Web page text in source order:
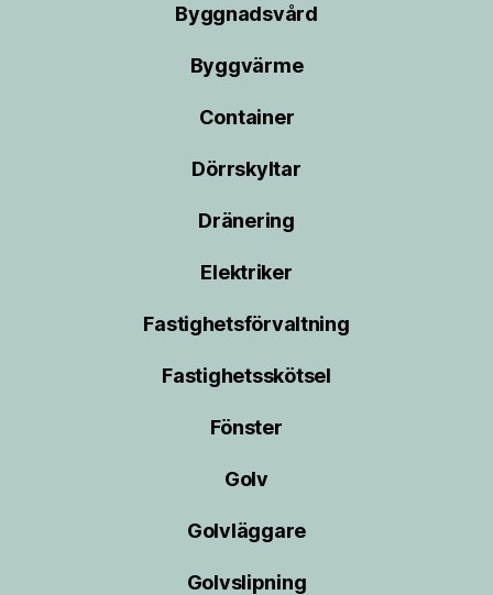
Byggnadsvård
Byggvärme
Container
Dörrskyltar
Dränering
Elektriker
Fastighetsförvaltning
Fastighetsskötsel
Fönster
Golv
Golvläggare
Golvslipning